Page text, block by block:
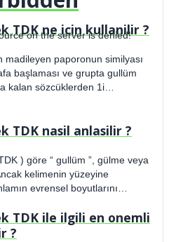
TDK ne icin kullanilir ?
madileyen paporonun similyası
başlaması ve grupta gullüm
kalan sözcüklerden 1i…
TDK nasil anlasilir ?
) göre “ gullüm ”, gülme veya
kelimenin yüzeyine
evrensel boyutlarını…
TDK ile ilgili en onemli
?
on the server is denied!